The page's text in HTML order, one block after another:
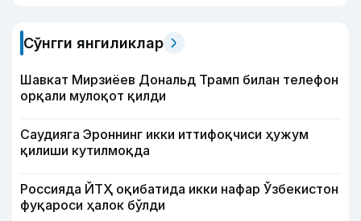
Сўнгги янгиликлар
Шавкат Мирзиёев Дональд Трамп билан телефон
орқали мулоқот қилди
Саудияга Эроннинг икки иттифоқчиси ҳужум
қилиши кутилмоқда
Россияда ЙТҲ оқибатида икки нафар Ўзбекистон
фуқароси ҳалок бўлди